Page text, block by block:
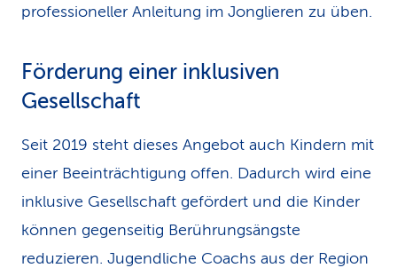
professioneller Anleitung im Jonglieren zu üben.
Förderung einer inklusiven
Gesellschaft
Seit 2019 steht dieses Angebot auch Kindern mit
einer Beeinträchtigung offen. Dadurch wird eine
inklusive Gesellschaft gefördert und die Kinder
können gegenseitig Berührungsängste
reduzieren. Jugendliche Coachs aus der Region